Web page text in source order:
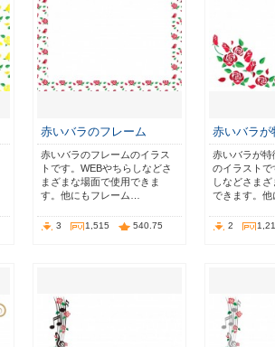
赤いバラのフレーム
赤いバラのフレームのイラス
トです。WEBやちらしなどさ
まざまな場面で使用できま
す。他にもフレーム…
3 1,515 540.75
赤いバラ
赤いバラが特
のイラストで
しなどさま
できます。他
2